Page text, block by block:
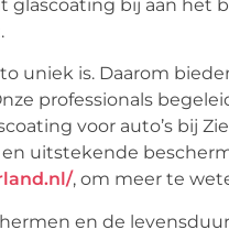
bij aan het
uniek is. Daarom
professionals
voor auto’s bij
uitstekende
, om meer te
en de